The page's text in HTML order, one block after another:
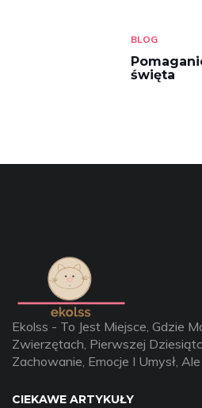
BLOG
święta
Ekolss - To Jest Miejsce, Gdzie
Zwierzętach, Pierwszej
Zachowanie, Emocje I Umysł,
CIEKAWE ARTYKUŁY